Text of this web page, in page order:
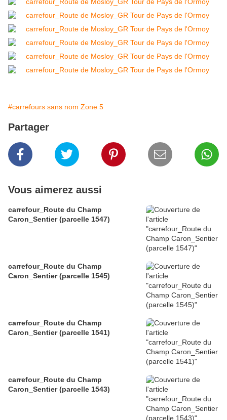
#carrefours sans nom Zone 5
Partager
Vous aimerez aussi
carrefour_Route du Champ
Caron_Sentier (parcelle 1547)
carrefour_Route du Champ
Caron_Sentier (parcelle 1545)
carrefour_Route du Champ
Caron_Sentier (parcelle 1541)
carrefour_Route du Champ
Caron_Sentier (parcelle 1543)